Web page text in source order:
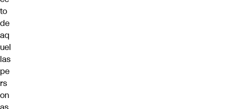
to
de
aq
uel
las
pe
rs
on